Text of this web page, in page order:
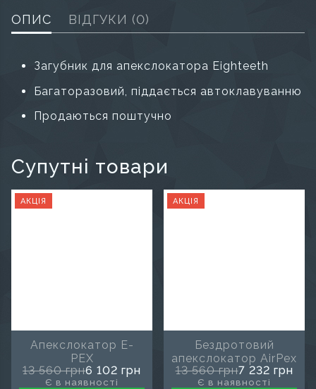
ОПИС ВІДГУКИ (0)
Загубник для апекслокатора Eighteeth
Багаторазовий, піддається автоклавуванню
Продаються поштучно
Супутні товари
АКЦІЯ
Апекслокатор E-
PEX
13 560 грн6 102 грн
Є в наявності
АКЦІЯ
Бездротовий
апекслокатор AirPex
13 560 грн7 232 грн
Є в наявності